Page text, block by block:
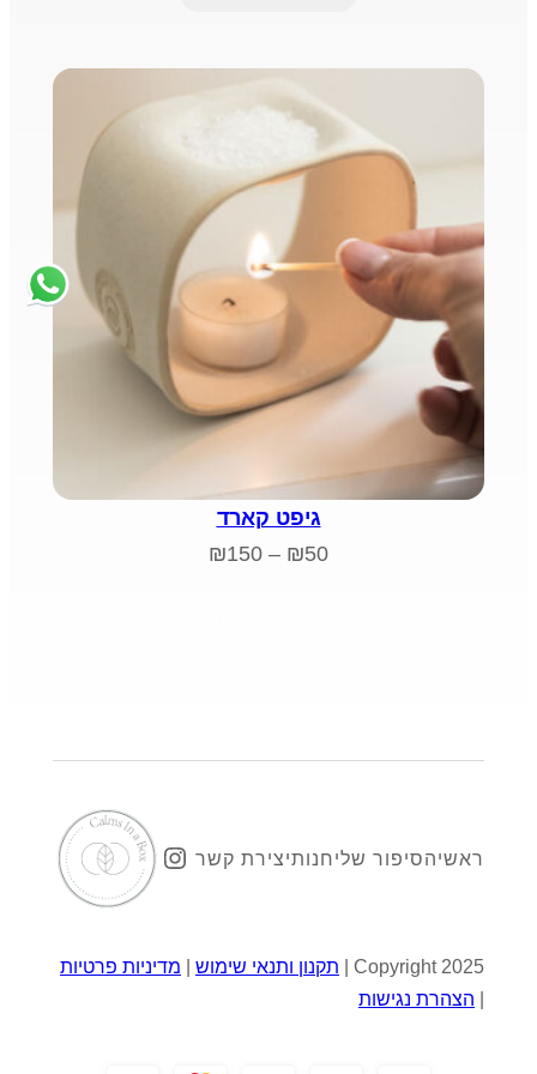
גיפט קארד
₪50
–
₪150
ראשיהסיפור שליחנותיצירת קשר Instagram
Copyright 2025 | תקנון ותנאי שימוש
מדיניות פרטיות
הצהרת נגישות